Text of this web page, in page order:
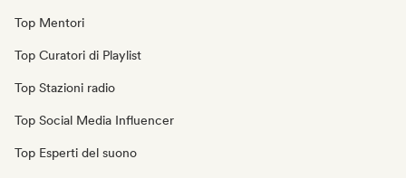
Top Mentori
Top Curatori di Playlist
Top Stazioni radio
Top Social Media Influencer
Top Esperti del suono